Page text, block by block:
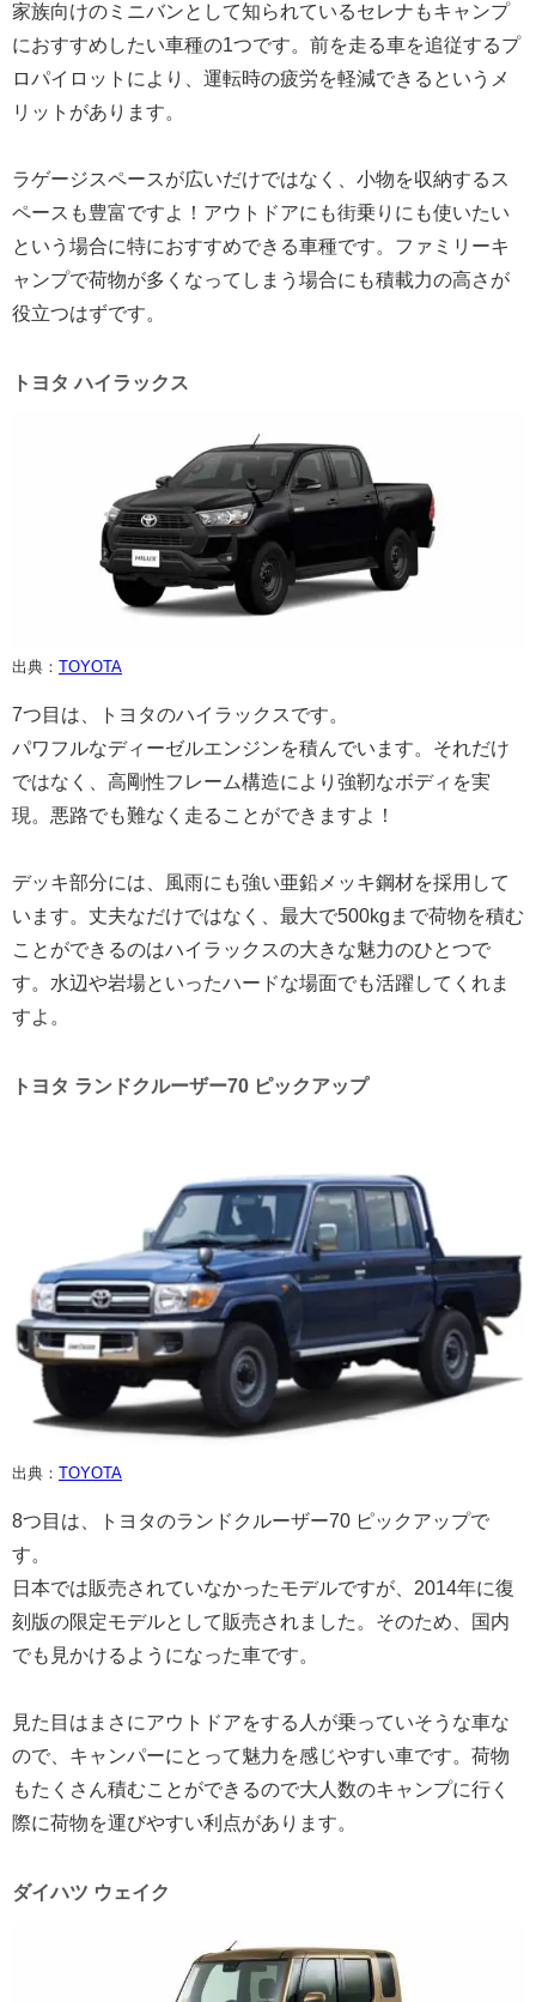
家族向けのミニバンとして知られているセレナもキャンプ
におすすめしたい車種の1つです。前を走る車を追従するプ
ロパイロットにより、運転時の疲労を軽減できるというメ
リットがあります。
ラゲージスペースが広いだけではなく、小物を収納するス
ペースも豊富ですよ！アウトドアにも街乗りにも使いたい
という場合に特におすすめできる車種です。ファミリーキ
ャンプで荷物が多くなってしまう場合にも積載力の高さが
役立つはずです。
トヨタ ハイラックス
出典： TOYOTA
7つ目は、トヨタのハイラックスです。
パワフルなディーゼルエンジンを積んでいます。それだけ
ではなく、高剛性フレーム構造により強靭なボディを実
現。悪路でも難なく走ることができますよ！
デッキ部分には、風雨にも強い亜鉛メッキ鋼材を採用して
います。丈夫なだけではなく、最大で500kgまで荷物を積む
ことができるのはハイラックスの大きな魅力のひとつで
す。水辺や岩場といったハードな場面でも活躍してくれま
すよ。
トヨタ ランドクルーザー70 ピックアップ
出典： TOYOTA
8つ目は、トヨタのランドクルーザー70 ピックアップで
す。
日本では販売されていなかったモデルですが、2014年に復
刻版の限定モデルとして販売されました。そのため、国内
でも見かけるようになった車です。
見た目はまさにアウトドアをする人が乗っていそうな車な
ので、キャンパーにとって魅力を感じやすい車です。荷物
もたくさん積むことができるので大人数のキャンプに行く
際に荷物を運びやすい利点があります。
ダイハツ ウェイク